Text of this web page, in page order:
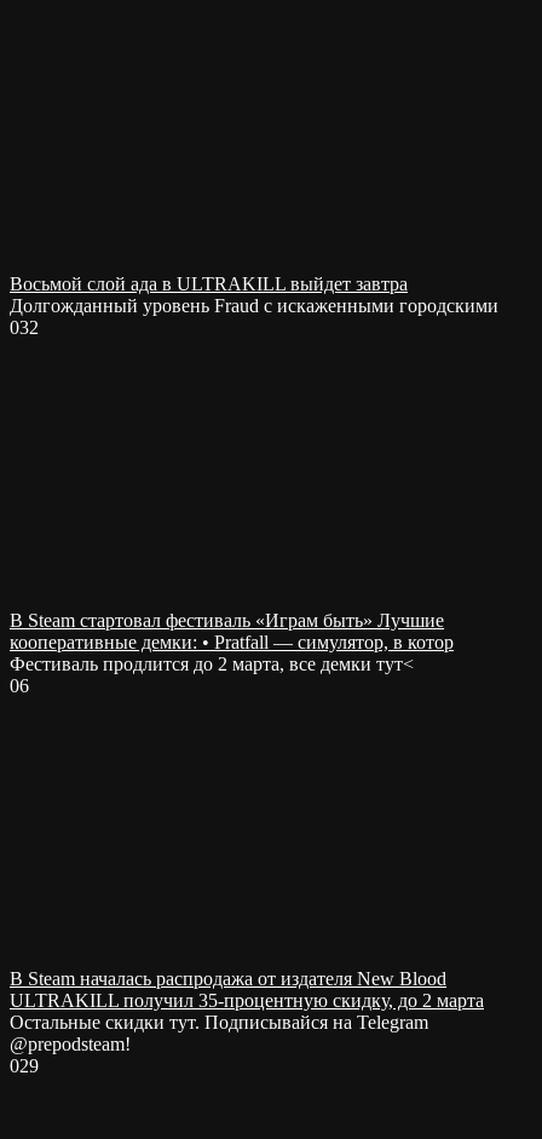
Восьмой слой ада в ULTRAKILL выйдет завтра
Долгожданный уровень Fraud с искаженными городскими
032
В Steam стартовал фестиваль «Играм быть» Лучшие
кооперативные демки: • Pratfall — симулятор, в котор
Фестиваль продлится до 2 марта, все демки тут<
06
В Steam началась распродажа от издателя New Blood
ULTRAKILL получил 35-процентную скидку, до 2 марта
Остальные скидки тут. Подписывайся на Telegram
@prepodsteam!
029